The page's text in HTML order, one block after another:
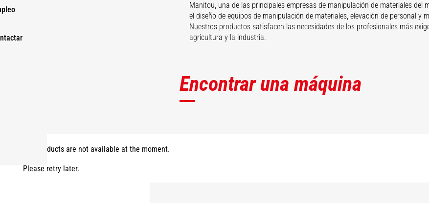
Manitou, una de las principales empresas de manipulación de materiales del
el diseño de equipos de manipulación de materiales, elevación de personal y
Nuestros productos satisfacen las necesidades de los profesionales más
agricultura y la industria.
Encontrar una máquina
The products are not available at the moment.
Please retry later.